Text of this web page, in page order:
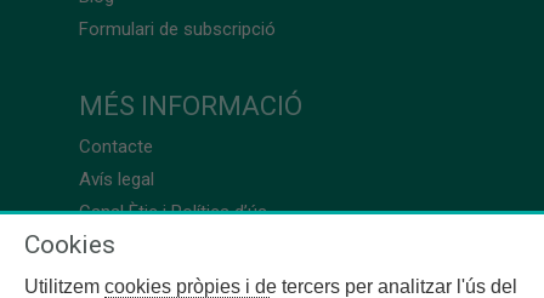
Formulari de subscripció
MÉS INFORMACIÓ
Contacte
Avís legal
Canal Ètic i Política d’ús
Cookies
Utilitzem cookies pròpies i de tercers per analitzar l'ús del